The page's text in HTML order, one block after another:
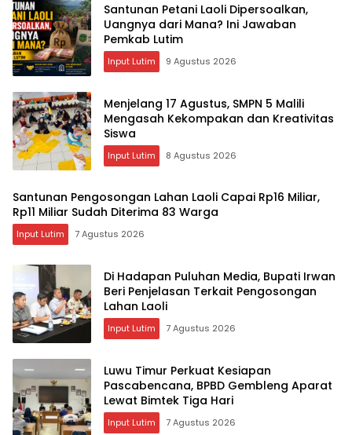
Santunan Petani Laoli Dipersoalkan,
Uangnya dari Mana? Ini Jawaban
Pemkab Lutim
Input Lutim 9 Agustus 2026
Menjelang 17 Agustus, SMPN 5 Malili
Mengasah Kekompakan dan Kreativitas
Siswa
Input Lutim 8 Agustus 2026
Santunan Pengosongan Lahan Laoli Capai Rp16 Miliar,
Rp11 Miliar Sudah Diterima 83 Warga
Input Lutim 7 Agustus 2026
Di Hadapan Puluhan Media, Bupati Irwan
Beri Penjelasan Terkait Pengosongan
Lahan Laoli
Input Lutim 7 Agustus 2026
Luwu Timur Perkuat Kesiapan
Pascabencana, BPBD Gembleng Aparat
Lewat Bimtek Tiga Hari
Input Lutim 7 Agustus 2026